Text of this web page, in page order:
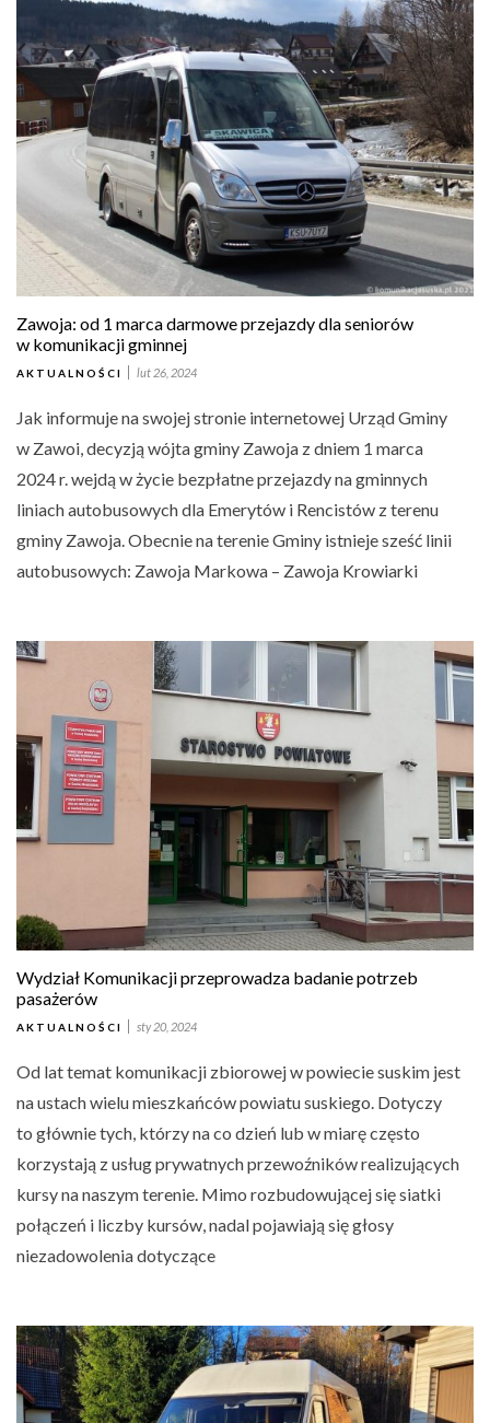
Zawoja: od 1 marca darmowe przejazdy dla seniorów
w komunikacji gminnej
AKTUALNOŚCI lut 26, 2024
Jak informuje na swojej stronie internetowej Urząd Gminy
w Zawoi, decyzją wójta gminy Zawoja z dniem 1 marca
2024 r. wejdą w życie bezpłatne przejazdy na gminnych
liniach autobusowych dla Emerytów i Rencistów z terenu
gminy Zawoja. Obecnie na terenie Gminy istnieje sześć linii
autobusowych: Zawoja Markowa – Zawoja Krowiarki
Wydział Komunikacji przeprowadza badanie potrzeb
pasażerów
AKTUALNOŚCI sty 20, 2024
Od lat temat komunikacji zbiorowej w powiecie suskim jest
na ustach wielu mieszkańców powiatu suskiego. Dotyczy
to głównie tych, którzy na co dzień lub w miarę często
korzystają z usług prywatnych przewoźników realizujących
kursy na naszym terenie. Mimo rozbudowującej się siatki
połączeń i liczby kursów, nadal pojawiają się głosy
niezadowolenia dotyczące